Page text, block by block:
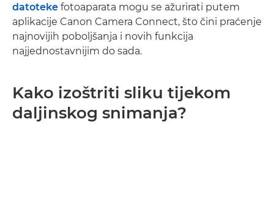
datoteke fotoaparata mogu se ažurirati putem
aplikacije Canon Camera Connect, što čini praćenje
najnovijih poboljšanja i novih funkcija
najjednostavnijim do sada.
Kako izoštriti sliku tijekom
daljinskog snimanja?